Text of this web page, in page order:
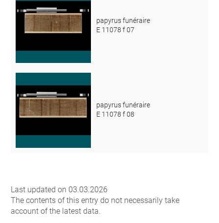
papyrus funéraire
E 11078 f 07
papyrus funéraire
E 11078 f 08
Last updated on 03.03.2026
The contents of this entry do not necessarily take
account of the latest data.